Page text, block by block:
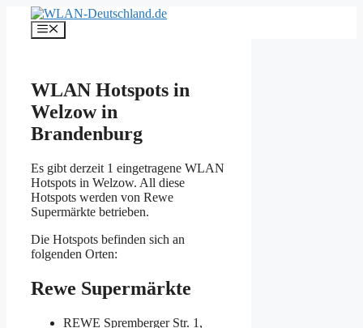
Inhalt
springen
Menü
WLAN Hotspots in
Welzow in
Brandenburg
Es gibt derzeit 1 eingetragene WLAN
Hotspots in Welzow. All diese
Hotspots werden von Rewe
Supermärkte betrieben.
Die Hotspots befinden sich an
folgenden Orten:
Rewe Supermärkte
REWE Spremberger Str. 1,